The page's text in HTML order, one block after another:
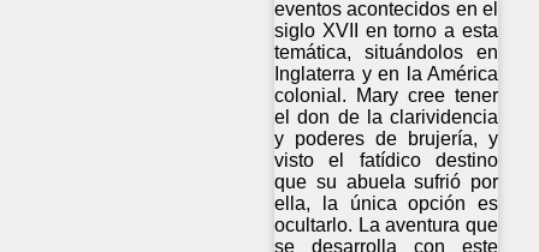
eventos acontecidos en el
siglo XVII en torno a esta
temática, situándolos en
Inglaterra y en la América
colonial. Mary cree tener
el don de la clarividencia
y poderes de brujería, y
visto el fatídico destino
que su abuela sufrió por
ella, la única opción es
ocultarlo. La aventura que
se desarrolla con este